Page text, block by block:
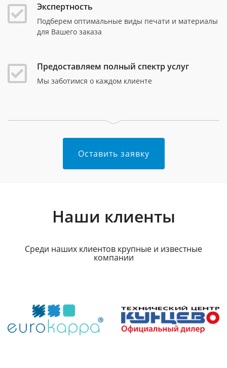
Экспертность
Подберем оптимальные виды печати и материалы
для Вашего заказа
Предоставляем полный спектр услуг
Мы заботимся о каждом клиенте
Оставить заявку
Наши клиенты
Среди наших клиентов крупные и известные
компании